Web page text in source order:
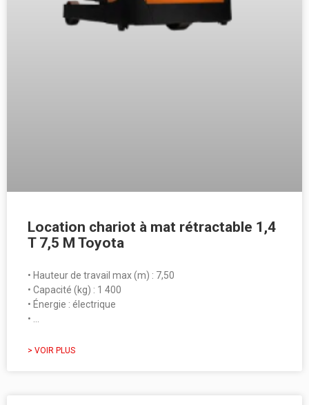
Location chariot à mat rétractable 1,4
T 7,5 M Toyota
• Hauteur de travail max (m) : 7,50
• Capacité (kg) : 1 400
• Énergie : électrique
• …
> VOIR PLUS